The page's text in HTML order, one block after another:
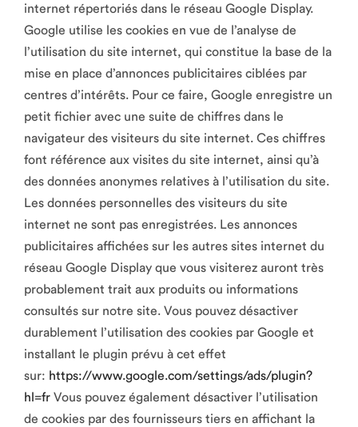
internet répertoriés dans le réseau Google Display.
Google utilise les cookies en vue de l’analyse de
l’utilisation du site internet, qui constitue la base de la
mise en place d’annonces publicitaires ciblées par
centres d’intérêts. Pour ce faire, Google enregistre un
petit fichier avec une suite de chiffres dans le
navigateur des visiteurs du site internet. Ces chiffres
font référence aux visites du site internet, ainsi qu’à
des données anonymes relatives à l’utilisation du site.
Les données personnelles des visiteurs du site
internet ne sont pas enregistrées. Les annonces
publicitaires affichées sur les autres sites internet du
réseau Google Display que vous visiterez auront très
probablement trait aux produits ou informations
consultés sur notre site. Vous pouvez désactiver
durablement l’utilisation des cookies par Google et
installant le plugin prévu à cet effet
sur: https://www.google.com/settings/ads/plugin?
hl=fr Vous pouvez également désactiver l’utilisation
de cookies par des fournisseurs tiers en affichant la